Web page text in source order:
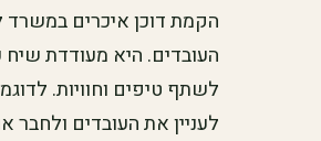
הקמת דוכן איכרים
העובדים. היא מעודדת שיח
לשתף טיפים וחוויות.
לעניין את העובדים